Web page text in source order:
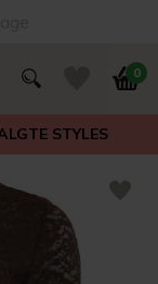
0
STYLES